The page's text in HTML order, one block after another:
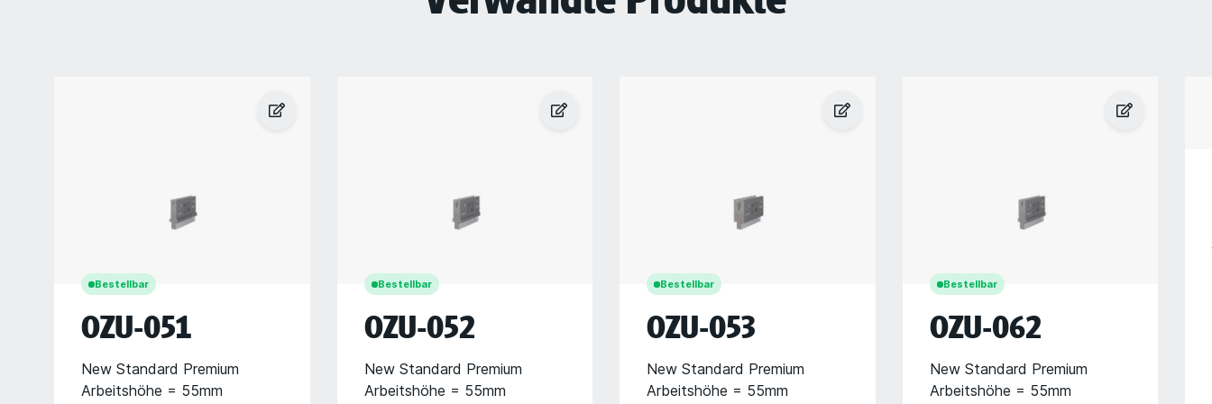
Bestellbar
OZU-051
New Standard Premium
Arbeitshöhe = 55mm
Bestellbar
OZU-052
New Standard Premium
Arbeitshöhe = 55mm
Bestellbar
OZU-053
New Standard Premium
Arbeitshöhe = 55mm
Bestellbar
OZU-062
New Standard Premium
Arbeitshöhe = 55mm